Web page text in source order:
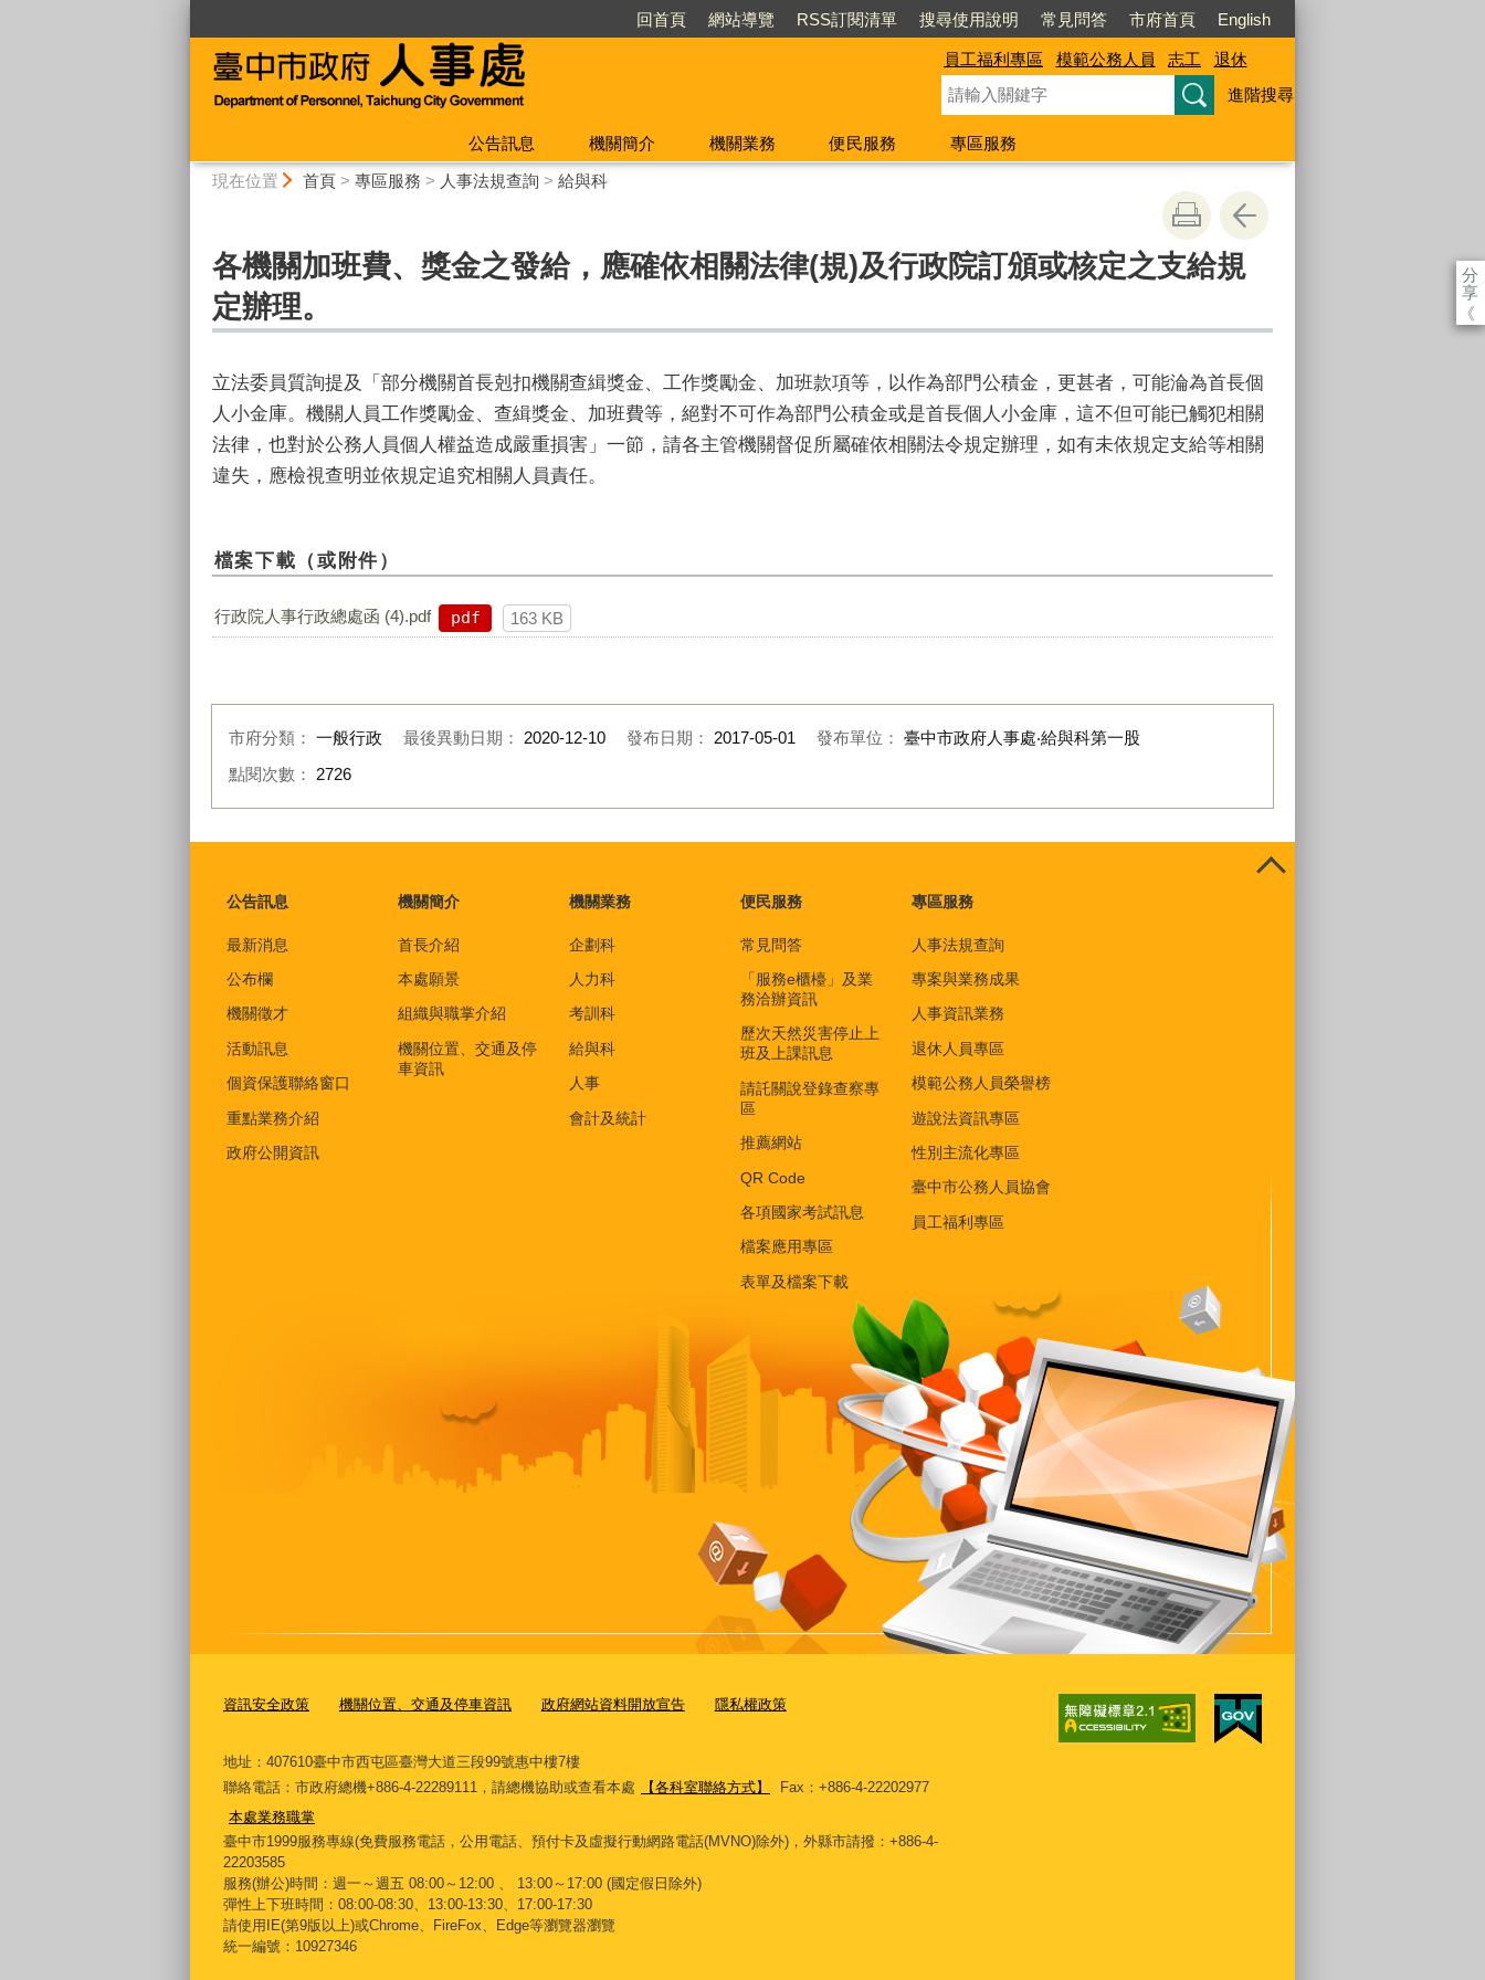
回首頁 網站導覽 RSS訂閱清單 搜尋使用說明 常見問答 市府首頁 English
員工福利專區 模範公務人員 志工
退休
進階搜尋
公告訊息 機關簡介 機關業務 便民服務
專區服務
現在位置 首頁> 專區服務 > 人事法規查詢 > 給與科
分
享
《
各機關加班費、獎金之發給，應確依相關法律(規)及行政院訂頒或核定之支給規
定辦理。
立法委員質詢提及「部分機關首長剋扣機關查緝獎金、工作獎勵金、加班款項等，以作為部門公積金，更甚者，可能淪為首長個
人小金庫。機關人員工作獎勵金、查緝獎金、加班費等，絕對不可作為部門公積金或是首長個人小金庫，這不但可能已觸犯相關
法律，也對於公務人員個人權益造成嚴重損害」一節，請各主管機關督促所屬確依相關法令規定辦理，如有未依規定支給等相關
違失，應檢視查明並依規定追究相關人員責任。
檔案下載（或附件）
行政院人事行政總處函 (4).pdf pdf 163 KB
市府分類： 一般行政 最後異動日期： 2020-12-10 發布日期： 2017-05-01 發布單位： 臺中市政府人事處‧給與科第一股
點閱次數： 2726
公告訊息
最新消息
公布欄
機關徵才
活動訊息
個資保護聯絡窗口
重點業務介紹
政府公開資訊
機關簡介
首長介紹
本處願景
組織與職掌介紹
機關位置、交通及停
車資訊
機關業務
企劃科
人力科
考訓科
給與科
人事
會計及統計
便民服務
常見問答
「服務e櫃檯」及業
務洽辦資訊
歷次天然災害停止上
班及上課訊息
請託關說登錄查察專
區
推薦網站
QR Code
各項國家考試訊息
檔案應用專區
表單及檔案下載
專區服務
人事法規查詢
專案與業務成果
人事資訊業務
退休人員專區
模範公務人員榮譽榜
遊說法資訊專區
性別主流化專區
臺中市公務人員協會
員工福利專區
資訊安全政策 機關位置、交通及停車資訊 政府網站資料開放宣告 隱私權政策
地址：407610臺中市西屯區臺灣大道三段99號惠中樓7樓
聯絡電話：市政府總機+886-4-22289111，請總機協助或查看本處
【各科室聯絡方式】
Fax：+886-4-22202977
本處業務職掌
臺中市1999服務專線(免費服務電話，公用電話、預付卡及虛擬行動網路電話(MVNO)除外)，外縣市請撥：+886-4-
22203585
服務(辦公)時間：週一～週五 08:00～12:00 、 13:00～17:00 (國定假日除外)
彈性上下班時間：08:00-08:30、13:00-13:30、17:00-17:30
請使用IE(第9版以上)或Chrome、FireFox、Edge等瀏覽器瀏覽
統一編號：10927346